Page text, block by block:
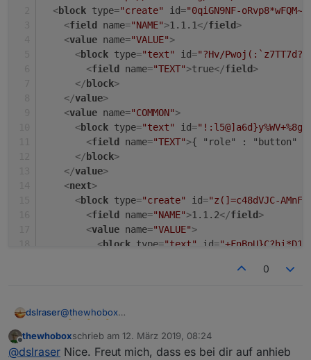
<block type="create" id="0qiGN9NF-oRvp8*wFQM~"
<field name="NAME">1.1.1</field>
<value name="VALUE">
<block type="text" id="?Hv/
<field name="TEXT">true</field>
</ block>
</value>
<value name="COMMON">
<block type="text" id=
<field name="TEXT">{ "role" : "button" ,
</ block>
</value>
<next>
<block type="create" id="z(]=c48dVJC-
<field name="NAME">1.1.2</field>
<value name="VALUE">
<block type="text" id=
<block
<field name="TEXT" >
</
block
0
dslraser@thewhobox
Offline
thewhoboxschrieb am 12. März 2019, 08:24
zuletzt editiert von
@dslraser Nice. Freut mich, dass es bei dir auf anhieb